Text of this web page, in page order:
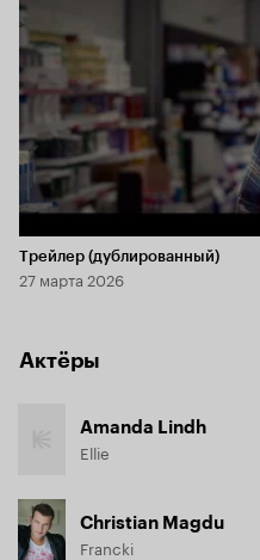
Длительность 2 мин
Трейлер (дублированный)
27 марта 2026
Актёры
Amanda Lindh
Ellie
Christian Magdu
Francki